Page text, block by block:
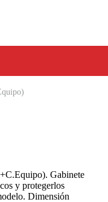
Gabinete
y protegerlos
Dimensión